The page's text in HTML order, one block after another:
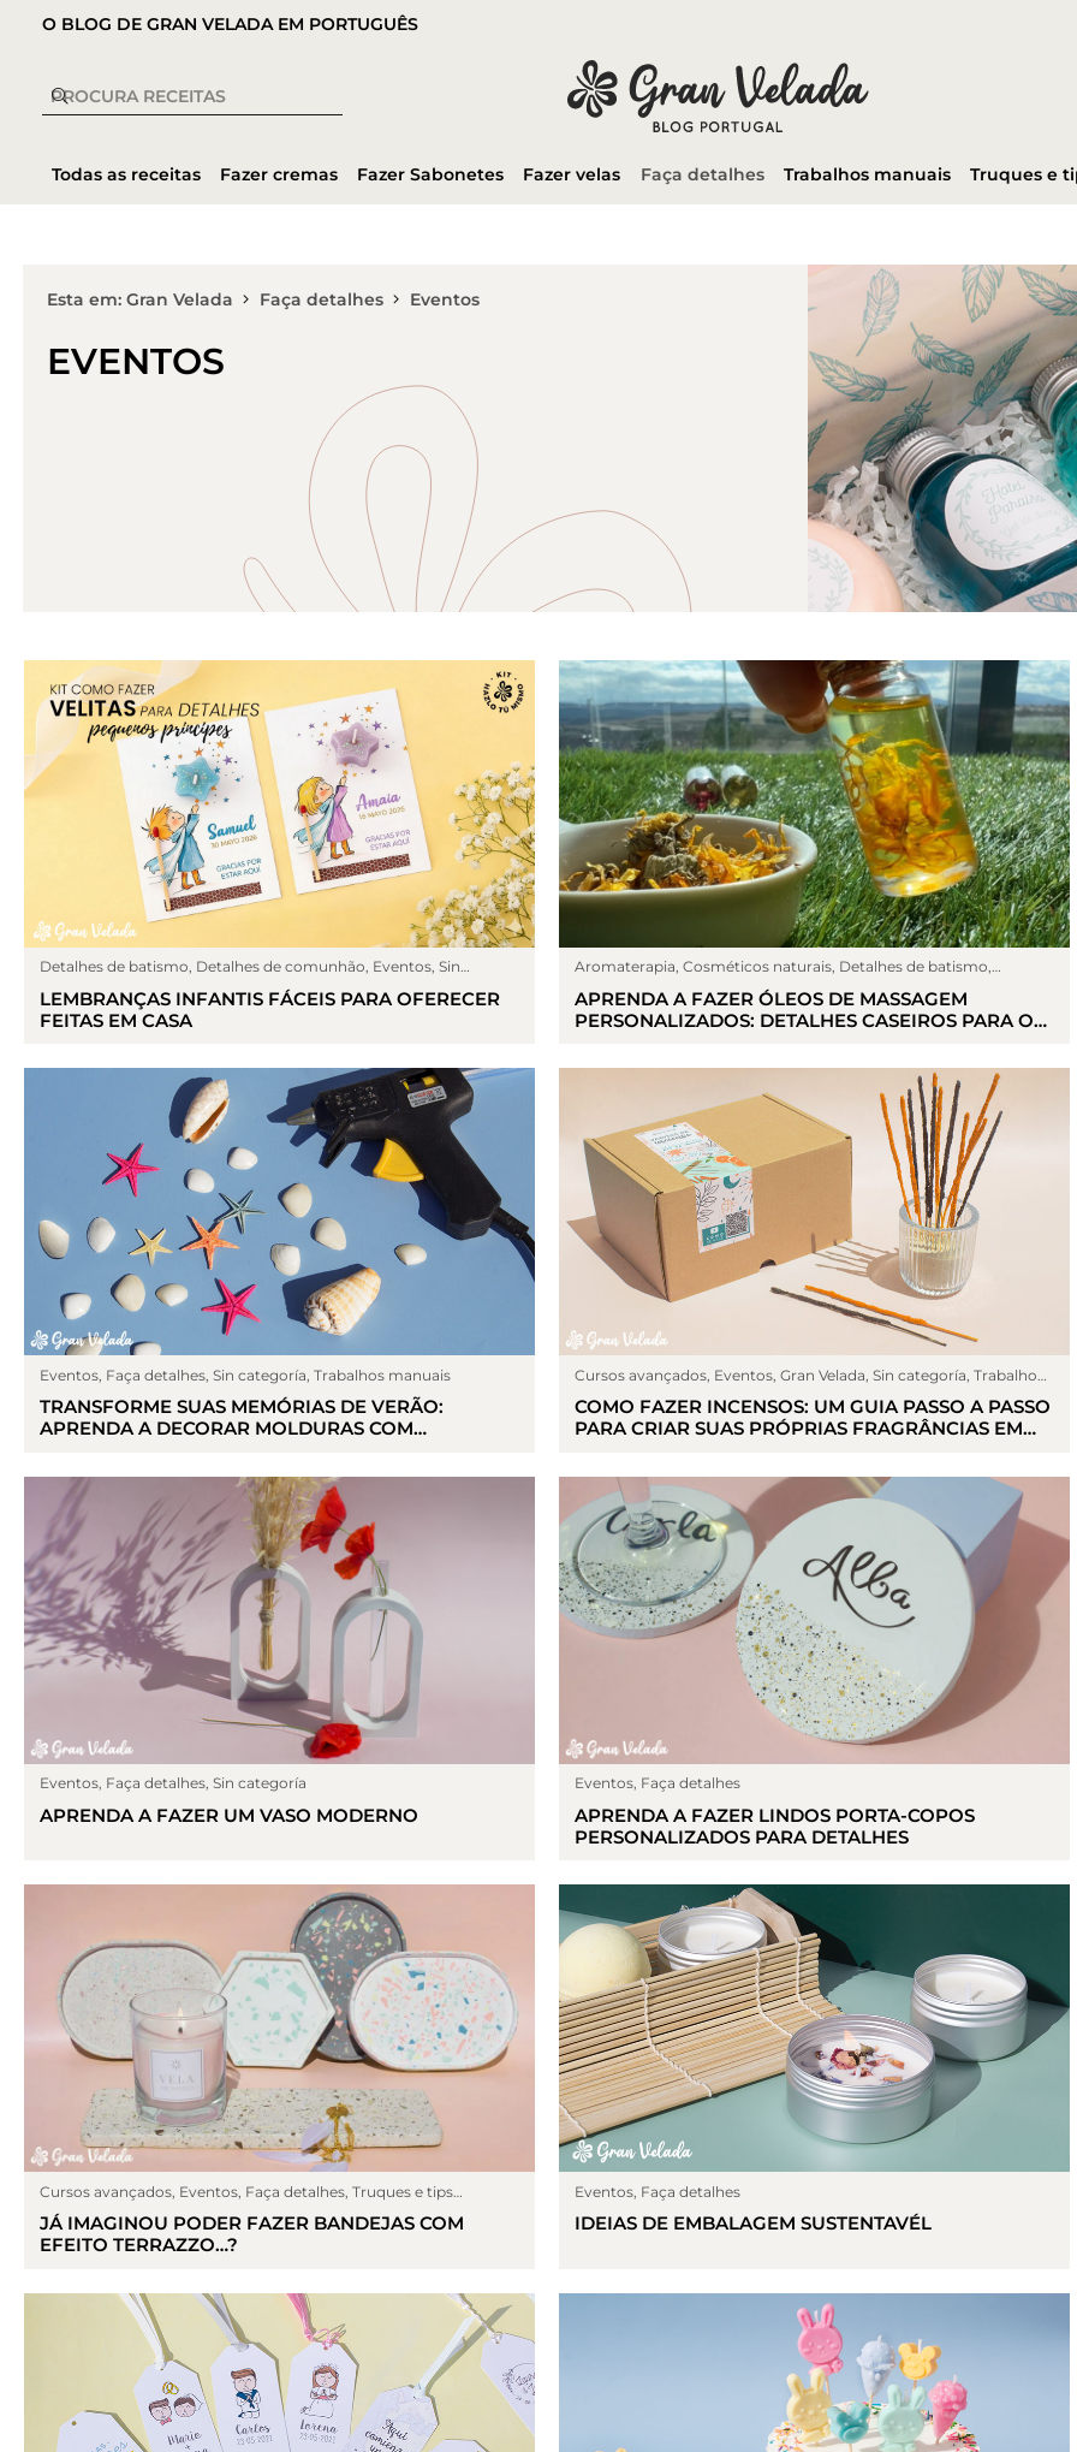
O BLOG DE GRAN VELADA EM PORTUGUÊS
Todas as receitas Fazer cremas Fazer Sabonetes Fazer velas Faça detalhes Trabalhos manuais Truques e
Esta em: Gran Velada Faça detalhes Eventos
EVENTOS
Detalhes de batismo, Detalhes de comunhão, Eventos,Sin
categoría
LEMBRANÇAS INFANTIS FÁCEIS PARA OFERECER
FEITAS EM CASA
Aromaterapia,Cosméticos naturais, Detalhes de batismo,
Detalhes de comunhão,Detalhes do casamento ,Eventos
detalhes,Fazer cremas,Sin categoría
APRENDA A FAZER ÓLEOS DE MASSAGEM
PERSONALIZADOS: DETALHES CASEIROS PARA OS
Eventos Faça detalhes ,Sin categoría ,Trabalhos manuais
TRANSFORME SUAS MEMÓRIAS DE VERÃO:
APRENDA A DECORAR MOLDURAS COM
Cursos avançados Eventos ,Gran Velada ,Sin categoría ,Trabalhos
manuais
COMO FAZER INCENSOS: UM GUIA PASSO A PASSO
PARA CRIAR SUAS PRÓPRIAS FRAGRÂNCIAS EM
Eventos, Faça detalhes,Sin categoría
APRENDA A FAZER UM VASO MODERNO
Eventos, Faça detalhes
APRENDA A FAZER LINDOS PORTA-COPOS
PERSONALIZADOS PARA DETALHES
Cursos avançados, Eventos, Faça detalhes,Truques e tips
cosmético
JÁ IMAGINOU PODER FAZER BANDEJAS COM
EFEITO TERRAZZO…?
Eventos, Faça detalhes
IDEIAS DE EMBALAGEM SUSTENTAVÉL